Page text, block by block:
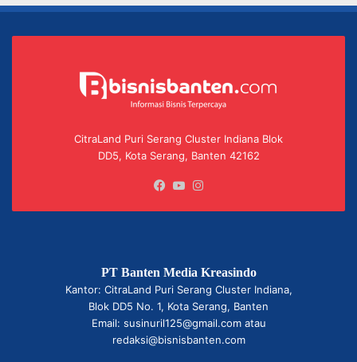
CitraLand Puri Serang Cluster Indiana Blok
DD5, Kota Serang, Banten 42162
Facebook
YouTube
PT Banten Media Kreasindo
Kantor: CitraLand Puri Serang Cluster Indiana,
Blok DD5 No. 1, Kota Serang, Banten
Email: susinuril125@gmail.com atau
redaksi@bisnisbanten.com